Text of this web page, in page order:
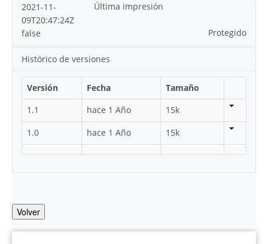
Última impresión
2021-11-
09T20:47:24Z
Protegido
false
Histórico de versiones
Versión Fecha
Tamaño
1.1
hace 1 Año
15k
1.0
hace 1 Año 15k
Volver